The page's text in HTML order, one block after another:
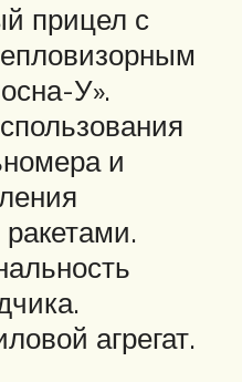
прицел с
У».
и
агрегат.